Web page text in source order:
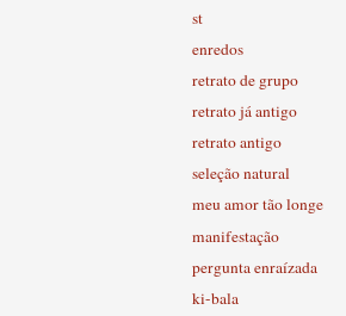
st
enredos
retrato de grupo
retrato já antigo
retrato antigo
seleção natural
meu amor tão longe
manifestação
pergunta enraízada
ki-bala